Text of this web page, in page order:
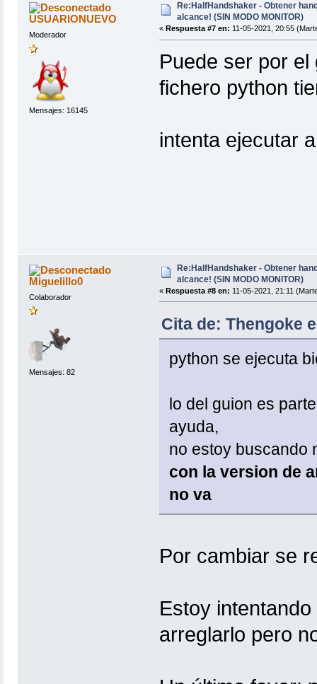
USUARIONUEVO
Moderador
Mensajes: 16145
Re:HalfHandshaker - Obtener
alcance! (SIN MODO MONITOR)
« Respuesta #7 en: 11-05-2021, 20:55
Puede ser por
fichero python
intenta ejecutar
Miguelillo0
Colaborador
Mensajes: 82
Re:HalfHandshaker - Obtener
alcance! (SIN MODO MONITOR)
« Respuesta #8 en: 11-05-2021, 21:11
Cita de: Thengoke
python se ejecuta
lo del guion es
ayuda,
no estoy buscando
con la version de
no va
Por cambiar se
Estoy
arreglarlo pero